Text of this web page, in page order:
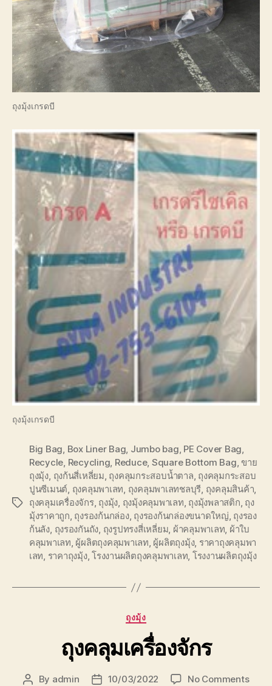
ถุงมุ้งเกรดบี
ถุงมุ้งเกรดบี
Tags
Big Bag, Box Liner Bag, Jumbo bag, PE Cover Bag,
Recycle, Recycling, Reduce, Square Bottom Bag,ขาย
ถุงมุ้ง, ถุงก้นสี่เหลี่ยม, ถุงคลุมกระสอบน้ำตาล, ถุงคลุมกระสอบ
ปูนซีเมนต์, ถุงคลุมพาเลท, ถุงคลุมพาเลทชลบุรี, ถุงคลุมสินค้า,
ถุงคลุมเครื่องจักร, ถุงมุ้ง, ถุงมุ้งคลุมพาเลท, ถุงมุ้งพลาสติก, ถุง
มุ้งราคาถูก, ถุงรองก้นกล่อง, ถุงรองก้นกล่องขนาดใหญ่, ถุงรอง
ก้นลัง, ถุงรองกันถัง, ถุงรูปทรงสี่เหลี่ยม, ผ้าคลุมพาเลท, ผ้าใบ
คลุมพาเลท, ผู้ผลิตถุงคลุมพาเลท, ผู้ผลิตถุงมุ้ง, ราคาถุงคลุมพา
เลท, ราคาถุงมุ้ง,โรงงานผลิตถุงคลุมพาเลท, โรงงานผลิตถุงมุ้ง
Categories
ถุงมุ้ง
ถุงคลุมเครื่องจักร
Post
By admin
Post10/03/2022 No Commentson